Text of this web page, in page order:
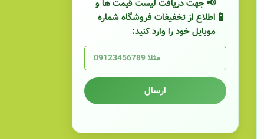
📢 جهت دریافت لیست قیمت ها و
اطلاع از تخفیفات فروشگاه شماره
موبایل خود را وارد کنید:
ارسال